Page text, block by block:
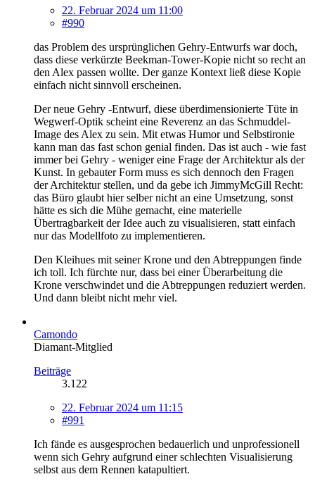
22. Februar 2024 um 11:00
#990
das Problem des ursprünglichen Gehry-Entwurfs war doch,
dass diese verkürzte Beekman-Tower-Kopie nicht so recht an
den Alex passen wollte. Der ganze Kontext ließ diese Kopie
einfach nicht sinnvoll erscheinen.
Der neue Gehry -Entwurf, diese überdimensionierte Tüte in
Wegwerf-Optik scheint eine Reverenz an das Schmuddel-
Image des Alex zu sein. Mit etwas Humor und Selbstironie
kann man das fast schon genial finden. Das ist auch - wie fast
immer bei Gehry - weniger eine Frage der Architektur als der
Kunst. In gebauter Form muss es sich dennoch den Fragen
der Architektur stellen, und da gebe ich JimmyMcGill Recht:
das Büro glaubt hier selber nicht an eine Umsetzung, sonst
hätte es sich die Mühe gemacht, eine materielle
Übertragbarkeit der Idee auch zu visualisieren, statt einfach
nur das Modellfoto zu implementieren.
Den Kleihues mit seiner Krone und den Abtreppungen finde
ich toll. Ich fürchte nur, dass bei einer Überarbeitung die
Krone verschwindet und die Abtreppungen reduziert werden.
Und dann bleibt nicht mehr viel.
Camondo
Diamant-Mitglied
Beiträge
3.122
22. Februar 2024 um 11:15
#991
Ich fände es ausgesprochen bedauerlich und unprofessionell
wenn sich Gehry aufgrund einer schlechten Visualisierung
selbst aus dem Rennen katapultiert.